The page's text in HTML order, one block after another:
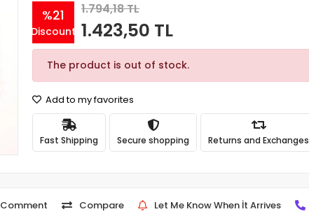
%21
Discount
1.794,18 TL
1.423,50 TL
The product is out of stock.
Add to my favorites
Fast Shipping Secure shopping Returns and Exchanges
Comment Compare Let Me Know When İt Arrives